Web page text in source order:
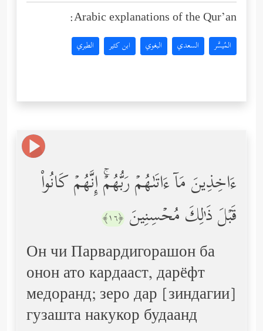
Arabic explanations of the Qur’an:
المُيسَّر السعدي البغوي ابن كثير الطبري
ءَاخِذِینَ مَاۤ ءَاتَىٰهُمۡ رَبُّهُمۡۚ إِنَّهُمۡ كَانُواْ
قَبۡلَ ذَ ٰ⁠لِكَ مُحۡسِنِینَ ﴿١٦﴾
Он чи Парвардигорашон ба
онон ато кардааст, дарёфт
медоранд; зеро дар [зиндагии]
гузашта накукор будаанд